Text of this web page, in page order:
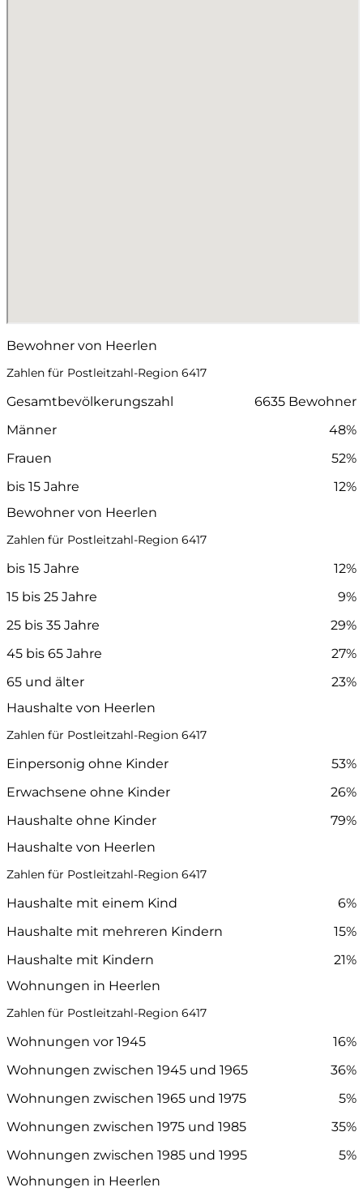
Bewohner von Heerlen
Zahlen für Postleitzahl-Region 6417
Gesamtbevölkerungszahl
6635 Bewohner
Männer
48%
Frauen
52%
bis 15 Jahre
12%
Bewohner von Heerlen
Zahlen für Postleitzahl-Region 6417
bis 15 Jahre
12%
15 bis 25 Jahre
9%
25 bis 35 Jahre
29%
45 bis 65 Jahre
27%
65 und älter
23%
Haushalte von Heerlen
Zahlen für Postleitzahl-Region 6417
Einpersonig ohne Kinder
53%
Erwachsene ohne Kinder
26%
Haushalte ohne Kinder
79%
Haushalte von Heerlen
Zahlen für Postleitzahl-Region 6417
Haushalte mit einem Kind
6%
Haushalte mit mehreren Kindern
15%
Haushalte mit Kindern
21%
Wohnungen in Heerlen
Zahlen für Postleitzahl-Region 6417
Wohnungen vor 1945
16%
Wohnungen zwischen 1945 und 1965
36%
Wohnungen zwischen 1965 und 1975
5%
Wohnungen zwischen 1975 und 1985
35%
Wohnungen zwischen 1985 und 1995
5%
Wohnungen in Heerlen